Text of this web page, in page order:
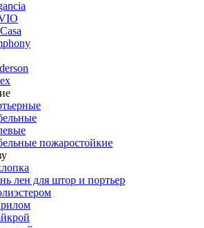
пожаростойкие
лен для штор и портьер